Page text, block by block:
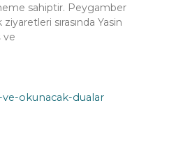
sahiptir. Peygamber
sırasında Yasin
ve